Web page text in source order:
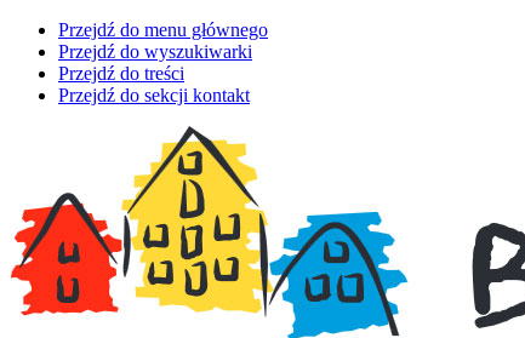
Przejdź do menu głównego
Przejdź do wyszukiwarki
Przejdź do treści
Przejdź do sekcji kontakt